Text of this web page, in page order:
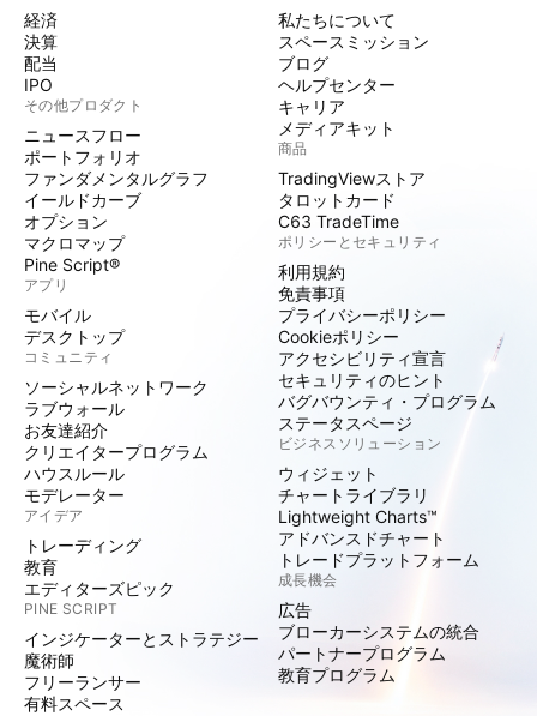
経済
決算
配当
IPO
その他プロダクト
ニュースフロー
ポートフォリオ
ファンダメンタルグラフ
イールドカーブ
オプション
マクロマップ
Pine Script®
アプリ
モバイル
デスクトップ
コミュニティ
ソーシャルネットワーク
ラブウォール
お友達紹介
クリエイタープログラム
ハウスルール
モデレーター
アイデア
トレーディング
教育
エディターズピック
PINE SCRIPT
インジケーターとストラテジー
魔術師
フリーランサー
有料スペース
私たちについて
スペースミッション
ブログ
ヘルプセンター
キャリア
メディアキット
商品
TradingViewストア
タロットカード
C63 TradeTime
ポリシーとセキュリティ
利用規約
免責事項
プライバシーポリシー
Cookieポリシー
アクセシビリティ宣言
セキュリティのヒント
バグバウンティ・プログラム
ステータスページ
ビジネスソリューション
ウィジェット
チャートライブラリ
Lightweight Charts™
アドバンスドチャート
トレードプラットフォーム
成長機会
広告
ブローカーシステムの統合
パートナープログラム
教育プログラム